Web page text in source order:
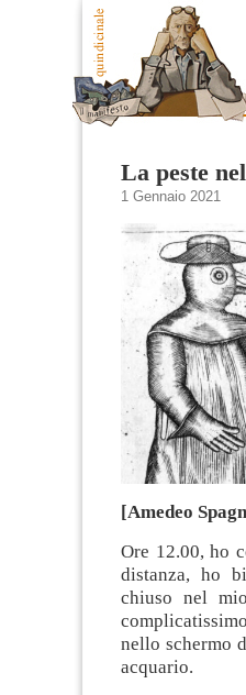
La peste
1 Gennaio 2021
[Amedeo
Ore 12.00, ho
distanza, ho
chiuso nel
nello schermo
acquario.